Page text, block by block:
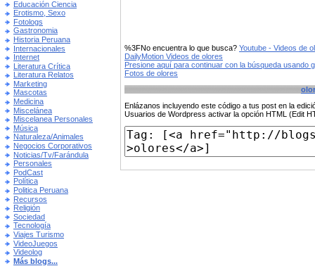
Educación Ciencia
Erotismo, Sexo
Fotologs
Gastronomia
Historia Peruana
Internacionales
Internet
Literatura Crítica
Literatura Relatos
Marketing
Mascotas
Medicina
Miscelánea
Miscelanea Personales
Música
Naturaleza/Animales
Negocios Corporativos
Noticias/Tv/Farándula
Personales
PodCast
Política
Politica Peruana
Recursos
Religión
Sociedad
Tecnología
Viajes Turismo
VideoJuegos
Videolog
Más blogs...
%3FNo encuentra lo que busca? Youtube - Videos de
DailyMotion Videos de olores
Presione aquí para continuar con la búsqueda usando
Fotos de olores
Enlázanos incluyendo este código a tus post en la
Usuarios de Wordpress activar la opción HTML (Edit